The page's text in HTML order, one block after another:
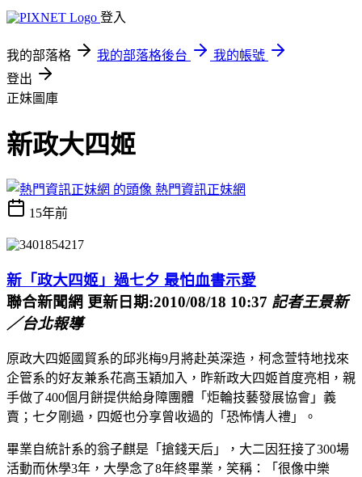
登入
我的部落格 我的部落格後台
我的帳號
登出
正妹圖庫
新政大四姬
熱門資訊正妹網
15年前
新「政大四姬」過七夕 最怕血書示愛
聯合新聞網 更新日期:2010/08/18 10:37 記者王景新
／台北報導
原政大四姬國貿系的邱兆梅9月將赴英深造，柯念萱特地找來
企管系的好友兼系花高玉穎加入，昨新政大四姬首度亮相，親
手做了400個月餅提供給身障團體「炬輪技藝發展協會」義
賣；七夕剛過，四姬也分享曾收過的「恐怖情人禮」。
畢業自統計系的翁子麒是「搶錢天后」，大二因狂接了300場
活動而休學3年，大學念了8年終畢業，笑稱：「很像中樂